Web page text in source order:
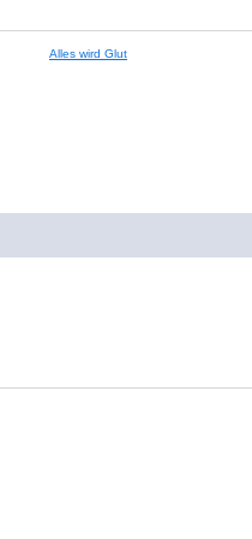
Alles wird Glut